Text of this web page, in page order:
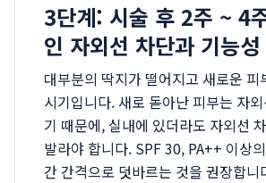
3단계: 시술 후 2주 ~ 4
인 자외선 차단과 기능성
대부분의 딱지가 떨어지고 새로운 피
시기입니다. 새로 돋아난 피부는 자
기 때문에, 실내에 있더라도 자외선
발라야 합니다. SPF 30, PA++ 이상
간 간격으로 덧바르는 것을 권장합니